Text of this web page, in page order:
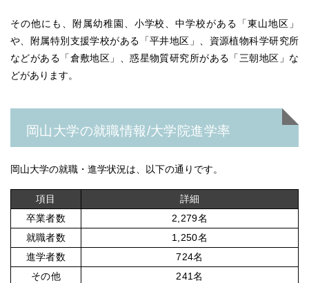
その他にも、附属幼稚園、小学校、中学校がある「東山地区」
や、附属特別支援学校がある「平井地区」、資源植物科学研究所
などがある「倉敷地区」、惑星物質研究所がある「三朝地区」な
どがあります。
岡山大学の就職情報/大学院進学率
岡山大学の就職・進学状況は、以下の通りです。
項目
詳細
卒業者数
2,279名
就職者数
1,250名
進学者数
724名
その他
241名